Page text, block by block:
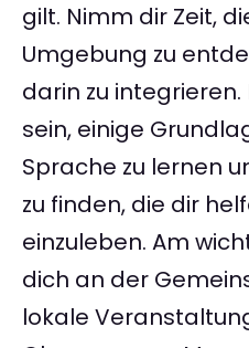
gilt. Nimm dir Zeit,
Umgebung zu
darin zu integrieren.
sein, einige
Sprache zu lernen
zu finden, die dir
einzuleben. Am
dich an der
lokale